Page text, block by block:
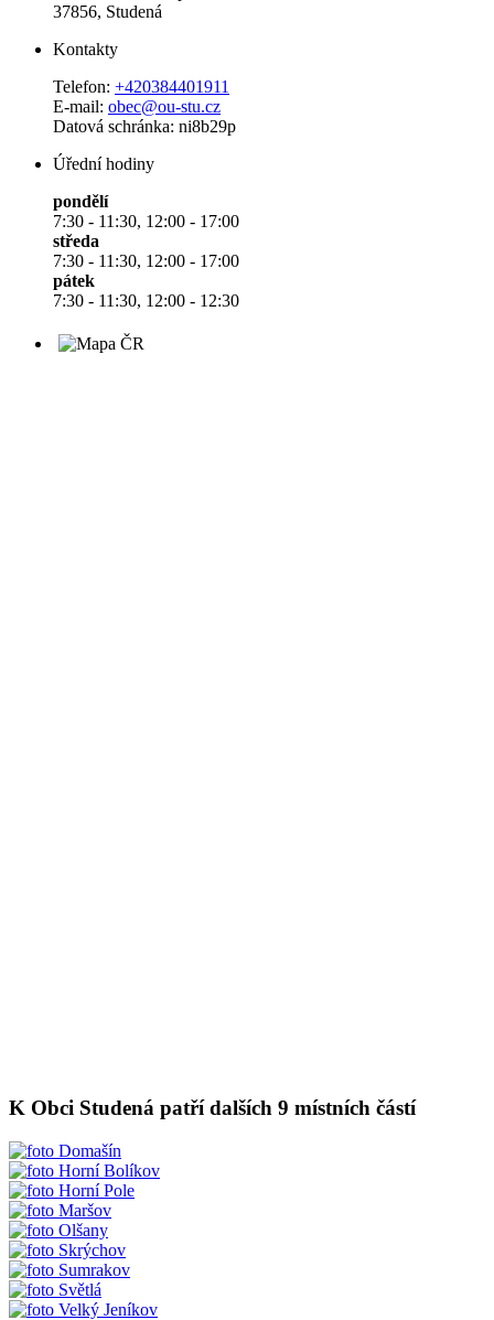
37856, Studená
Kontakty
Telefon: +420384401911
E-mail: obec@ou-stu.cz
Datová schránka: ni8b29p
Úřední hodiny
pondělí
7:30 - 11:30, 12:00 - 17:00
středa
7:30 - 11:30, 12:00 - 17:00
pátek
7:30 - 11:30, 12:00 - 12:30
K Obci Studená patří dalších 9 místních částí
Domašín
Horní Bolíkov
Horní Pole
Maršov
Olšany
Skrýchov
Sumrakov
Světlá
Velký Jeníkov